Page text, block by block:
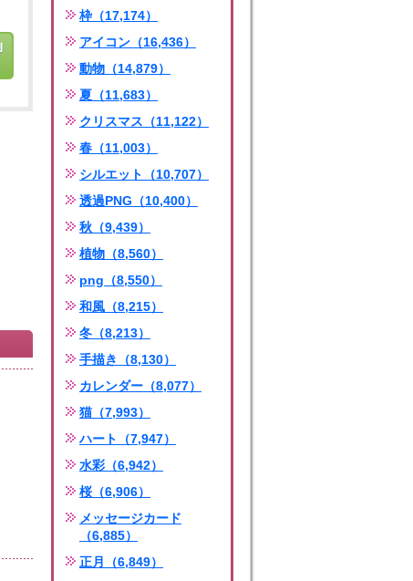
枠（17,174）
アイコン（16,436）
動物（14,879）
夏（11,683）
クリスマス（11,122）
春（11,003）
シルエット（10,707）
透過PNG（10,400）
秋（9,439）
植物（8,560）
png（8,550）
和風（8,215）
冬（8,213）
手描き（8,130）
カレンダー（8,077）
猫（7,993）
ハート（7,947）
水彩（6,942）
桜（6,906）
メッセージカード
（6,885）
正月（6,849）